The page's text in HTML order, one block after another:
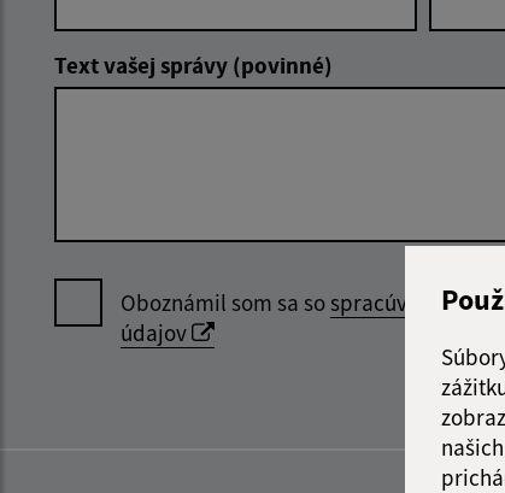
Text vašej správy (povinné)
Oboznámil som sa sospracúvaním
údajov